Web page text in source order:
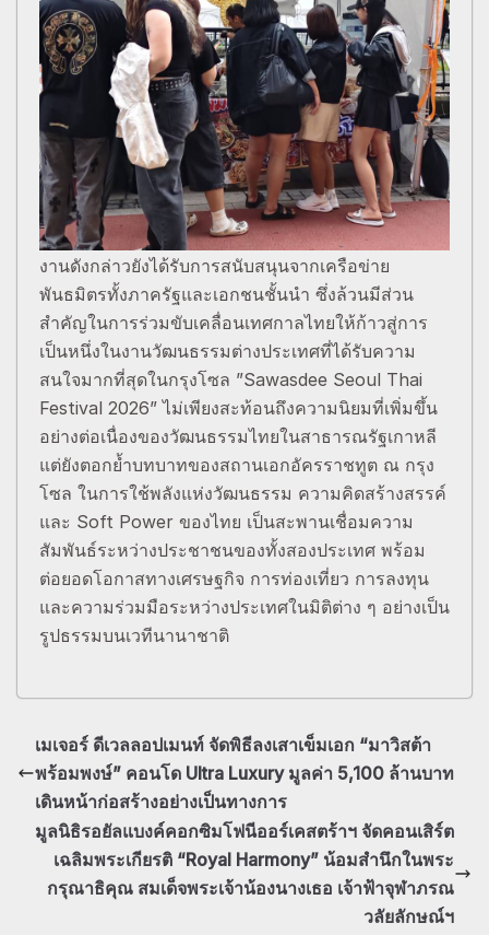
งานดังกล่าวยังได้รับการสนับสนุนจากเครือข่าย
พันธมิตรทั้งภาครัฐและเอกชนชั้นนำ ซึ่งล้วนมีส่วน
สำคัญในการร่วมขับเคลื่อนเทศกาลไทยให้ก้าวสู่การ
เป็นหนึ่งในงานวัฒนธรรมต่างประเทศที่ได้รับความ
สนใจมากที่สุดในกรุงโซล ”Sawasdee Seoul Thai
Festival 2026” ไม่เพียงสะท้อนถึงความนิยมที่เพิ่มขึ้น
อย่างต่อเนื่องของวัฒนธรรมไทยในสาธารณรัฐเกาหลี
แต่ยังตอกย้ำบทบาทของสถานเอกอัครราชทูต ณ กรุง
โซล ในการใช้พลังแห่งวัฒนธรรม ความคิดสร้างสรรค์
และ Soft Power ของไทย เป็นสะพานเชื่อมความ
สัมพันธ์ระหว่างประชาชนของทั้งสองประเทศ พร้อม
ต่อยอดโอกาสทางเศรษฐกิจ การท่องเที่ยว การลงทุน
และความร่วมมือระหว่างประเทศในมิติต่าง ๆ อย่างเป็น
รูปธรรมบนเวทีนานาชาติ
เมเจอร์ ดีเวลลอปเมนท์ จัดพิธีลงเสาเข็มเอก “มาวิสต้า
พร้อมพงษ์” คอนโด Ultra Luxury มูลค่า 5,100 ล้านบาท
เดินหน้าก่อสร้างอย่างเป็นทางการ
มูลนิธิรอยัลแบงค์คอกซิมโฟนีออร์เคสตร้าฯ จัดคอนเสิร์ต
เฉลิมพระเกียรติ “Royal Harmony” น้อมสำนึกในพระ
กรุณาธิคุณ สมเด็จพระเจ้าน้องนางเธอ เจ้าฟ้าจุฬาภรณ
วลัยลักษณ์ฯ